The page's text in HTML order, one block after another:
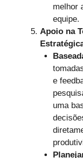
melhor
equipe.
Apoio na
e
uma